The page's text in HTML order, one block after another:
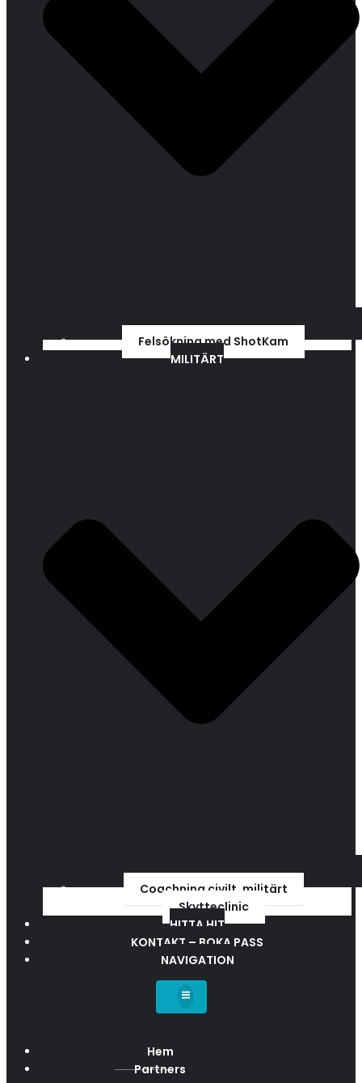
Felsökning med ShotKam
MILITÄRT
Coachning civilt, militärt
Skytteclinic
HITTA HIT
KONTAKT – BOKA PASS
NAVIGATION
Hem
Partners